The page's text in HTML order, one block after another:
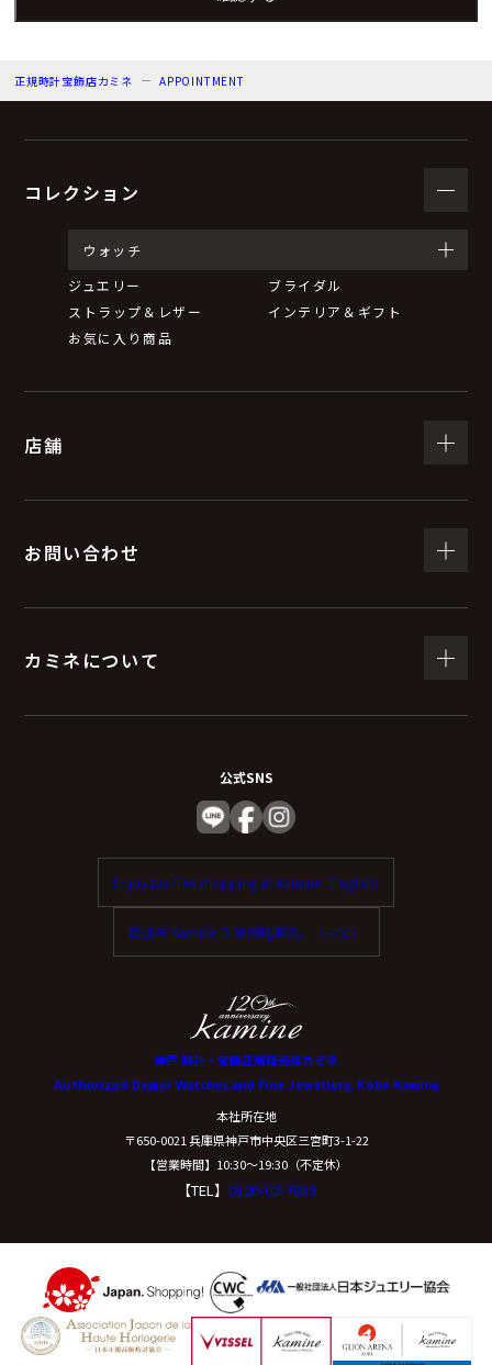
電子メール：info@kamine.co.jp
（３）個人情報の利用目的
弊社からのお知らせ等の情報をお送りするため。
（４）個人情報の第三者提供について
取得した個人情報は法令等による場合を除いて第三者に
提供することはありません。
（５）個人情報の取扱いの委託について
取得した個人情報の取扱いの全部又は、一部を委託する
託を行います。
報の一部をご提供いただけない場合は、お問い合わせ内
（７）保有個人データの開示等および問い合わ
ご本人からの求めにより、当社が保有する保有個人デー
開示等に応ずる窓口は、下記「当社の個人情報の取扱い
に関する苦情、相談等の問合せ先」を参照してくださ
（８）本人が容易に認識できない方法による個
人情報の取得
おりません。
（９）個人情報の安全管理措置について
正規時計宝飾店カミネ APPOINTMENT
コレクション
ウォッチ
ジュエリー
ブライダル
ストラップ＆レザー
インテリア＆ギフト
お気に入り商品
店舗
お問い合わせ
カミネについて
公式SNS
Enjoy tax-free shopping at Kamine. (English)
歡迎在 Kamine 享受免稅購物。（中文）
神戸 時計・宝飾正規販売店カミネ
Authorized Dealer Watches and Fine Jewellery, Kobe Kamine
本社所在地
〒650-0021 兵庫県神戸市中央区三宮町3-1-22
【営業時間】10:30〜19:30（不定休）
【TEL】 0120-02-7039